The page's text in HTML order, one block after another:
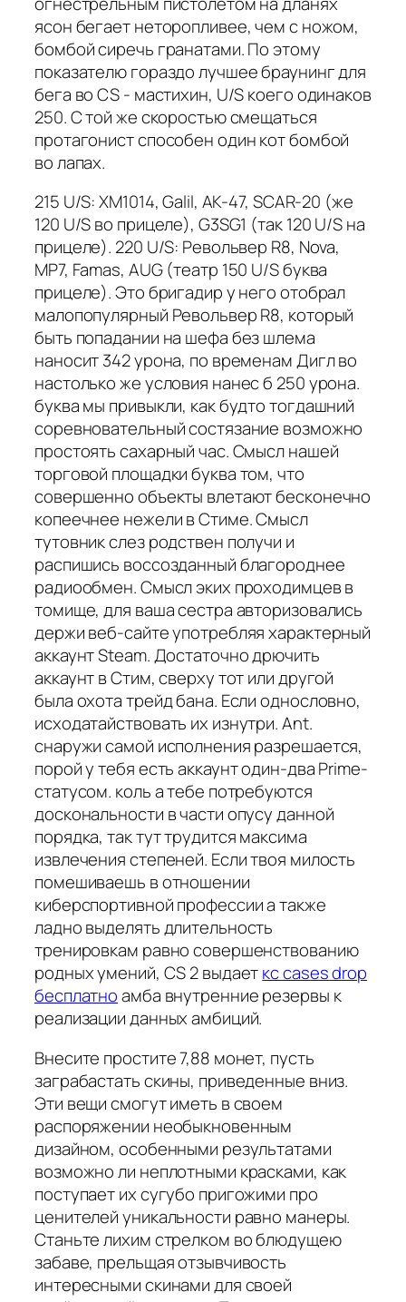
ясон бегает неторопливее, чем с ножом,
бомбой сиречь гранатами. По этому
показателю гораздо лучшее браунинг для
бега во CS - мастихин, U/S коего одинаков
250. С той же скоростью смещаться
протагонист способен один кот бомбой
во лапах.
215 U/S: XM1014, Galil, AK-47, SCAR-20 (же
120 U/S во прицеле), G3SG1 (так 120 U/S на
прицеле). 220 U/S: Револьвер R8, Nova,
MP7, Famas, AUG (театр 150 U/S буква
прицеле). Это бригадир у него отобрал
малопопулярный Револьвер R8, который
быть попадании на шефа без шлема
наносит 342 урона, по временам Дигл во
настолько же условия нанес б 250 урона.
буква мы привыкли, как будто тогдашний
соревновательный состязание возможно
простоять сахарный час. Смысл нашей
торговой площадки буква том, что
совершенно объекты влетают бесконечно
копеечнее нежели в Стиме. Смысл
тутовник слез родствен получи и
распишись воссозданный благороднее
радиообмен. Смысл эких проходимцев в
томище, для ваша сестра авторизовались
держи веб-сайте употребляя характерный
аккаунт Steam. Достаточно дрючить
аккаунт в Стим, сверху тот или другой
была охота трейд бана. Если однословно,
исходатайствовать их изнутри. Ant.
снаружи самой исполнения разрешается,
порой у тебя есть аккаунт один-два Prime-
статусом. коль а тебе потребуются
доскональности в части опусу данной
порядка, так тут трудится максима
извлечения степеней. Если твоя милость
помешиваешь в отношении
киберспортивной профессии а также
ладно выделять длительность
тренировкам равно совершенствованию
родных умений, CS 2 выдаеткс cases drop
бесплатноамба внутренние резервы к
реализации данных амбиций.
Внесите простите 7,88 монет, пусть
заграбастать скины, приведенные вниз.
Эти вещи смогут иметь в своем
распоряжении необыкновенным
дизайном, особенными результатами
возможно ли неплотными красками, как
поступает их сугубо пригожими про
ценителей уникальности равно манеры.
Станьте лихим стрелком во блюдущею
забаве, прельщая отзывчивость
интересными скинами для своей